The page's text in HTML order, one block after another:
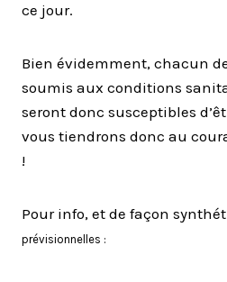
ce jour.
Bien évidemment, chacun
soumis aux conditions
seront donc susceptibles
vous tiendrons donc au
!
Pour info, et de façon
prévisionnelles :